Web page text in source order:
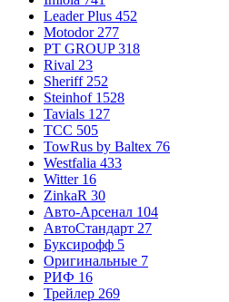
Leader Plus 452
Motodor 277
PT GROUP 318
Rival 23
Sheriff 252
Steinhof 1528
Tavials 127
TCC 505
TowRus by Baltex 76
Westfalia 433
Witter 16
ZinkaR 30
Авто-Арсенал 104
АвтоСтандарт 27
Буксирофф 5
Оригинальные 7
РИФ 16
Трейлер 269